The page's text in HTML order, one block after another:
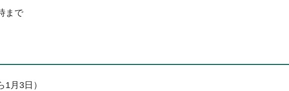
まで
月3日）